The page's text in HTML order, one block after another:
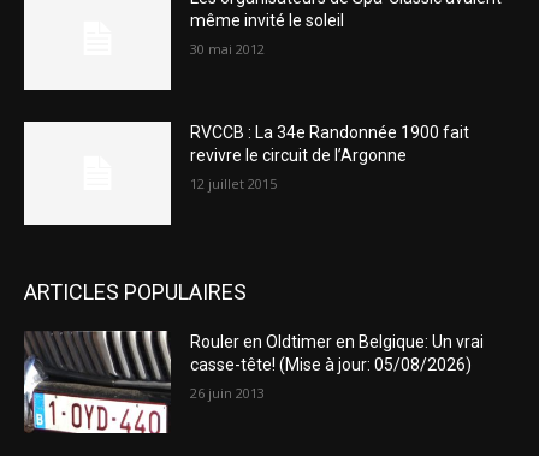
même invité le soleil
30 mai 2012
RVCCB : La 34e Randonnée 1900 fait
revivre le circuit de l’Argonne
12 juillet 2015
ARTICLES POPULAIRES
Rouler en Oldtimer en Belgique: Un vrai
casse-tête! (Mise à jour: 05/08/2026)
26 juin 2013